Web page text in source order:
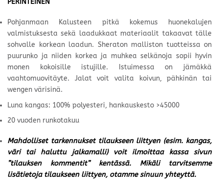
PERINTEINEN
Pohjanmaan Kalusteen pitkä kokemus huonekalujen
valmistuksesta sekä laadukkaat materiaalit takaavat tälle
sohvalle korkean laadun. Sheraton malliston tuotteissa on
puurunko ja niiden korkea ja muhkea selkänoja sopii hyvin
monen kokoisille istujille. Istuimessa on jämäkkä
vaahtomuovitäyte. Jalat voit valita koivun, pähkinän tai
wengen värisinä.
Luna kangas: 100% polyesteri, hankauskesto >45000
20 vuoden runkotakuu
Mahdolliset tarkennukset tilaukseen liittyen (esim. kangas,
väri tai haluttu jalkamalli) voit ilmoittaa kassa sivun
”tilauksen kommentit” kentässä. Mikäli tarvitsemme
lisätietoja tilaukseen liittyen, otamme sinuun yhteyttä.